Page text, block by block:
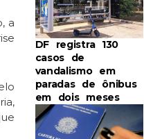
a
DF registra 130
casos de
vandalismo em
paradas de ônibus
em dois meses